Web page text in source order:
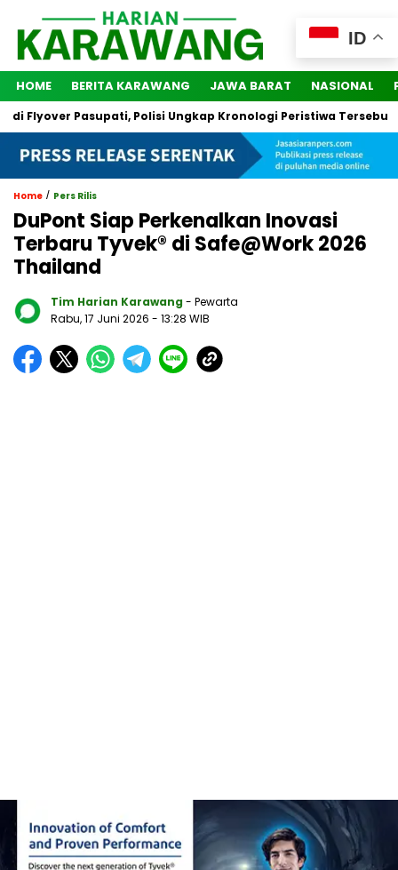
HOME BERITA KARAWANG JAWA BARAT NASIONAL
Pasupati, Polisi Ungkap Kronologi Peristiwa Tersebut
Home / Pers Rilis
DuPont Siap Perkenalkan Inovasi
Terbaru Tyvek® di Safe@Work 2026
Thailand
Tim Harian Karawang - Pewarta
Rabu, 17 Juni 2026 - 13:28 WIB
ID